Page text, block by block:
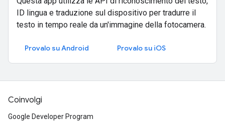
ID lingua e traduzione sul dispositivo per tradurre il
testo in tempo reale da un'immagine della fotocamera.
Provalo su Android Provalo su iOS
Coinvolgi
Google Developer Program